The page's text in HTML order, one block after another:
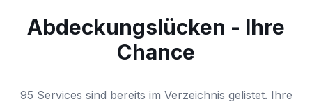
Abdeckungslücken - Ihre
Chance
95 Services sind bereits im Verzeichnis gelistet. Ihre